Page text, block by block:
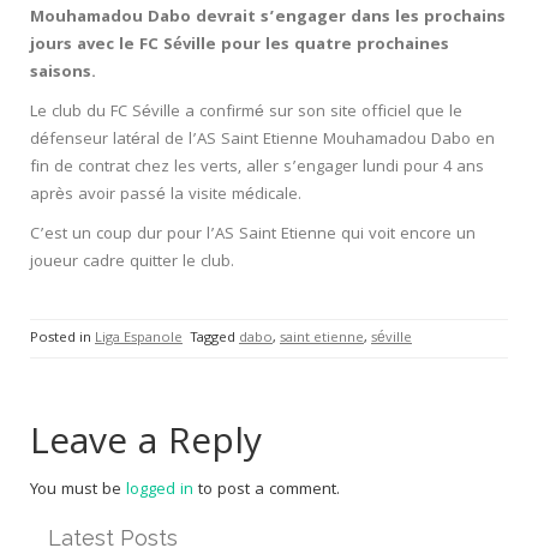
Mouhamadou Dabo devrait s’engager dans les prochains
jours avec le FC Séville pour les quatre prochaines
saisons.
Le club du FC Séville a confirmé sur son site officiel que le
défenseur latéral de l’AS Saint Etienne Mouhamadou Dabo en
fin de contrat chez les verts, aller s’engager lundi pour 4 ans
après avoir passé la visite médicale.
C’est un coup dur pour l’AS Saint Etienne qui voit encore un
joueur cadre quitter le club.
Posted in Liga Espanole Tagged dabo, saint etienne, séville
Leave a Reply
You must be logged in to post a comment.
Latest Posts